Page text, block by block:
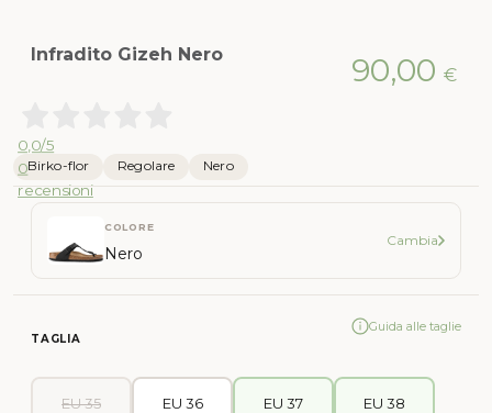
Infradito Gizeh Nero 90,00 €
0,0/5
0
recensioni
Birko-flor Regolare Nero
COLORE
Nero
Cambia
TAGLIA
Guida alle taglie
EU 35 EU 36 EU 37 EU 38